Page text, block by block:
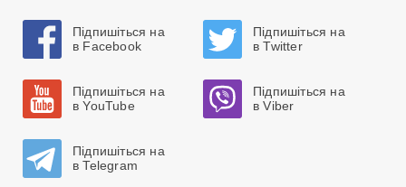
Підпишіться на
в Facebook
Підпишіться на
в Twitter
Підпишіться на
в YouTube
Підпишіться на
в Viber
Підпишіться на
в Telegram